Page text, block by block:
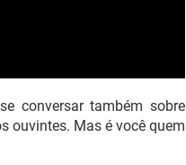
conversar também sobre
ouvintes. Mas é você quem